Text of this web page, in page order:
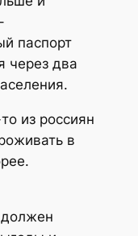
паспорт
через два
из россиян
в